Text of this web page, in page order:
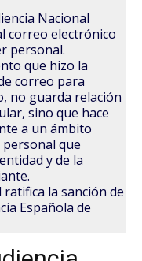
Nacional
correo electrónico
personal.
que hizo la
correo para
no guarda relación
sino que hace
a un ámbito
que
y de la
la sanción de
Española de